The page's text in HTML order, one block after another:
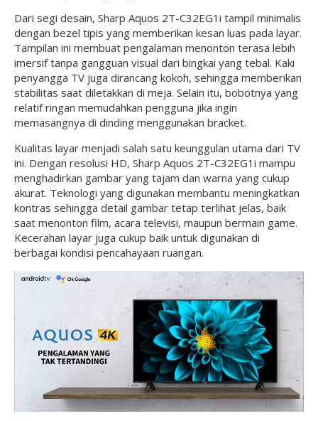
Dari segi desain, Sharp Aquos 2T-C32EG1i tampil minimalis
dengan bezel tipis yang memberikan kesan luas pada layar.
Tampilan ini membuat pengalaman menonton terasa lebih
imersif tanpa gangguan visual dari bingkai yang tebal. Kaki
penyangga TV juga dirancang kokoh, sehingga memberikan
stabilitas saat diletakkan di meja. Selain itu, bobotnya yang
relatif ringan memudahkan pengguna jika ingin
memasangnya di dinding menggunakan bracket.
Kualitas layar menjadi salah satu keunggulan utama dari TV
ini. Dengan resolusi HD, Sharp Aquos 2T-C32EG1i mampu
menghadirkan gambar yang tajam dan warna yang cukup
akurat. Teknologi yang digunakan membantu meningkatkan
kontras sehingga detail gambar tetap terlihat jelas, baik
saat menonton film, acara televisi, maupun bermain game.
Kecerahan layar juga cukup baik untuk digunakan di
berbagai kondisi pencahayaan ruangan.